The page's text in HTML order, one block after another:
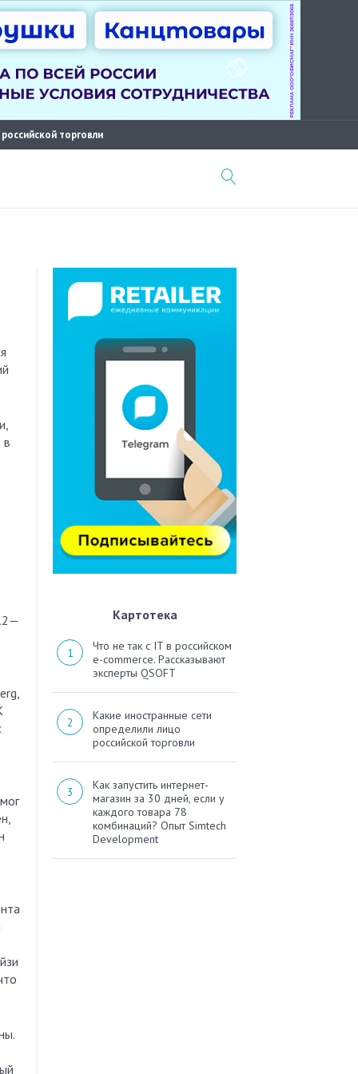
торговли
в
Картотека
Что не так с IT в российском
e-commerce. Рассказывают
эксперты QSOFT
Какие иностранные сети
определили лицо
российской торговли
Как запустить интернет-
магазин за 30 дней, если у
каждого товара 78
комбинаций? Опыт Simtech
Development